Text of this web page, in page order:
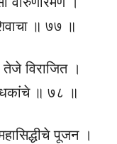
॥ ७७ ॥
विराजित ।
॥ ७८ ॥
पूजन ।